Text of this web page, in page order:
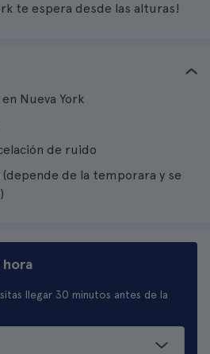
te espera desde las alturas!
Nueva York
de ruido
de la temporara y se
hora
llegar 30 minutos antes de la